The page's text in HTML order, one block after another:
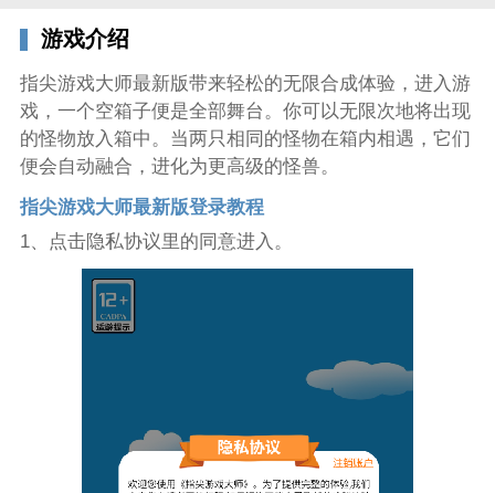
游戏介绍
指尖游戏大师最新版带来轻松的无限合成体验，进入游
戏，一个空箱子便是全部舞台。你可以无限次地将出现
的怪物放入箱中。当两只相同的怪物在箱内相遇，它们
便会自动融合，进化为更高级的怪兽。
指尖游戏大师最新版登录教程
1、点击隐私协议里的同意进入。